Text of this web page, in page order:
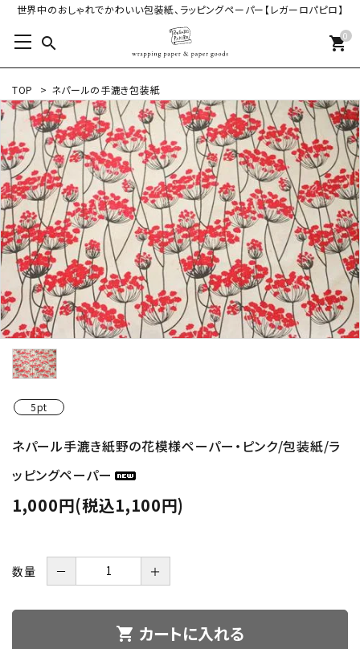
世界中のおしゃれでかわいい包装紙、ラッピングペーパー【レガーロパピロ】
search 0
shopping_cart
TOP > ネパールの手漉き包装紙
5pt
ネパール手漉き紙野の花模様ペーパー・ピンク/包装紙/ラ
ッピングペーパー
1,000円(税込1,100円)
数量 － ＋
shopping_cart カートに入れる